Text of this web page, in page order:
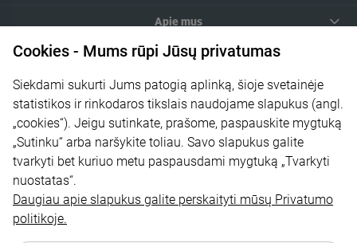
Apie mus
Informacija
Jūsų sąskaita
Mokėjimai ir pristatymas
Cookies - Mums rūpi Jūsų privatumas
Siekdami sukurti Jums patogią aplinką, šioje svetainėje
statistikos ir rinkodaros tikslais naudojame slapukus (angl.
„cookies“). Jeigu sutinkate, prašome, paspauskite mygtuką
„Sutinku“ arba naršykite toliau. Savo slapukus galite
tvarkyti bet kuriuo metu paspausdami mygtuką „Tvarkyti
nuostatas“.
Daugiau apie slapukus galite perskaityti mūsų Privatumo
politikoje.